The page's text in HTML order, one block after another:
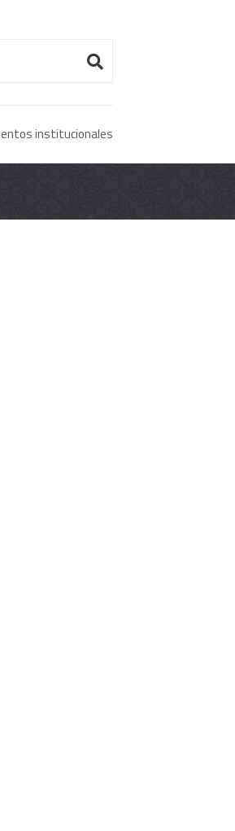
institucionales